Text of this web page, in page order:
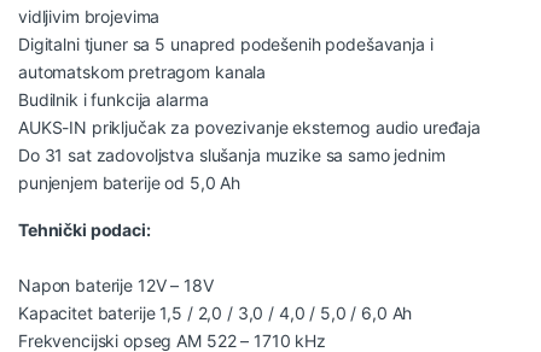
vidljivim brojevima
Digitalni tjuner sa 5 unapred podešenih podešavanja i
automatskom pretragom kanala
Budilnik i funkcija alarma
AUKS-IN priključak za povezivanje eksternog audio uređaja
Do 31 sat zadovoljstva slušanja muzike sa samo jednim
punjenjem baterije od 5,0 Ah
Tehnički podaci:
Napon baterije 12V – 18V
Kapacitet baterije 1,5 / 2,0 / 3,0 / 4,0 / 5,0 / 6,0 Ah
Frekvencijski opseg AM 522 – 1710 kHz